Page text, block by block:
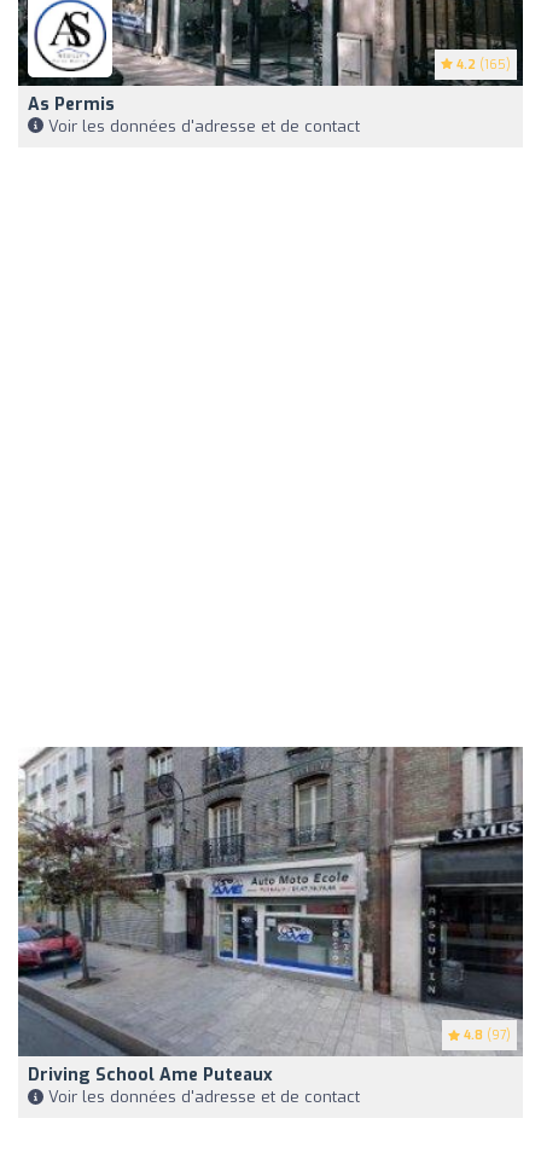
4.2 (165)
As Permis
Voir les données d'adresse et de contact
4.8 (97)
Driving School Ame Puteaux
Voir les données d'adresse et de contact